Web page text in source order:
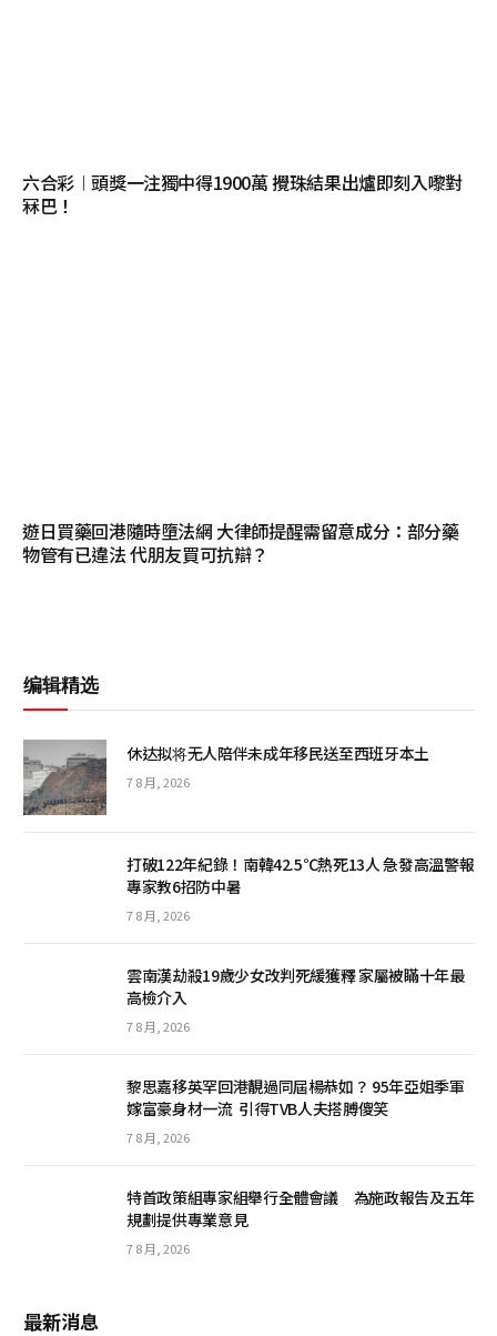
六合彩︱頭獎一注獨中得1900萬 攪珠結果出爐即刻入嚟對
冧巴！
遊日買藥回港隨時墮法網 大律師提醒需留意成分：部分藥
物管有已違法 代朋友買可抗辯？
编辑精选
休达拟将无人陪伴未成年移民送至西班牙本土
7 8 月, 2026
打破122年紀錄！南韓42.5℃熱死13人 急發高溫警報
專家教6招防中暑
7 8 月, 2026
雲南漢劫殺19歲少女改判死緩獲釋 家屬被瞞十年最
高檢介入
7 8 月, 2026
黎思嘉移英罕回港靚過同屆楊恭如？ 95年亞姐季軍
嫁富豪身材一流 引得TVB人夫搭膊傻笑
7 8 月, 2026
特首政策組專家組舉行全體會議 為施政報告及五年
規劃提供專業意見
7 8 月, 2026
最新消息